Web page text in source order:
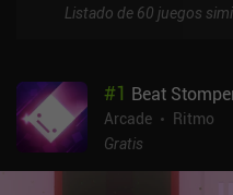
Listado de 60 juegos
#1 Beat
Arcade
Ritmo
Gratis